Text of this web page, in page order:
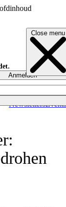
Close menu
NewslettersEvents
Anmelden